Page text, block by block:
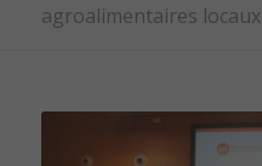
agroalimentaires locaux